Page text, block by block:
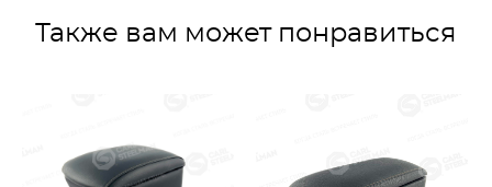
Также вам может понравиться